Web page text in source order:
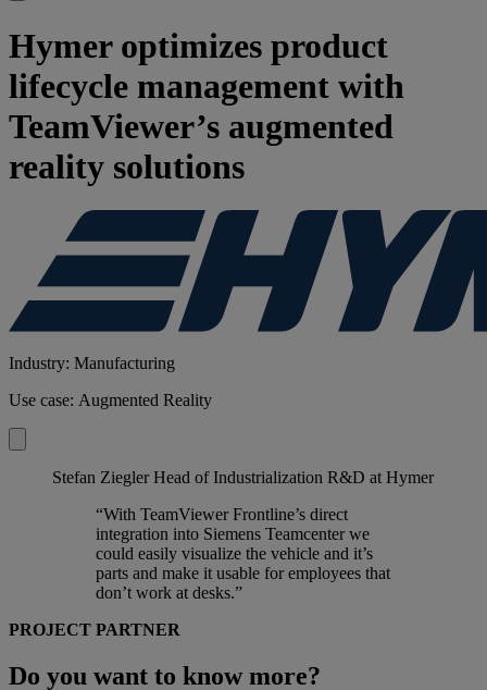
Hymer optimizes product
lifecycle management with
TeamViewer’s augmented
reality solutions
Industry: Manufacturing
Use case: Augmented Reality
Stefan Ziegler Head of Industrialization R&D at Hymer
“With TeamViewer Frontline’s direct
integration into Siemens Teamcenter we
could easily visualize the vehicle and it’s
parts and make it usable for employees that
don’t work at desks.”
PROJECT PARTNER
Do you want to know more?